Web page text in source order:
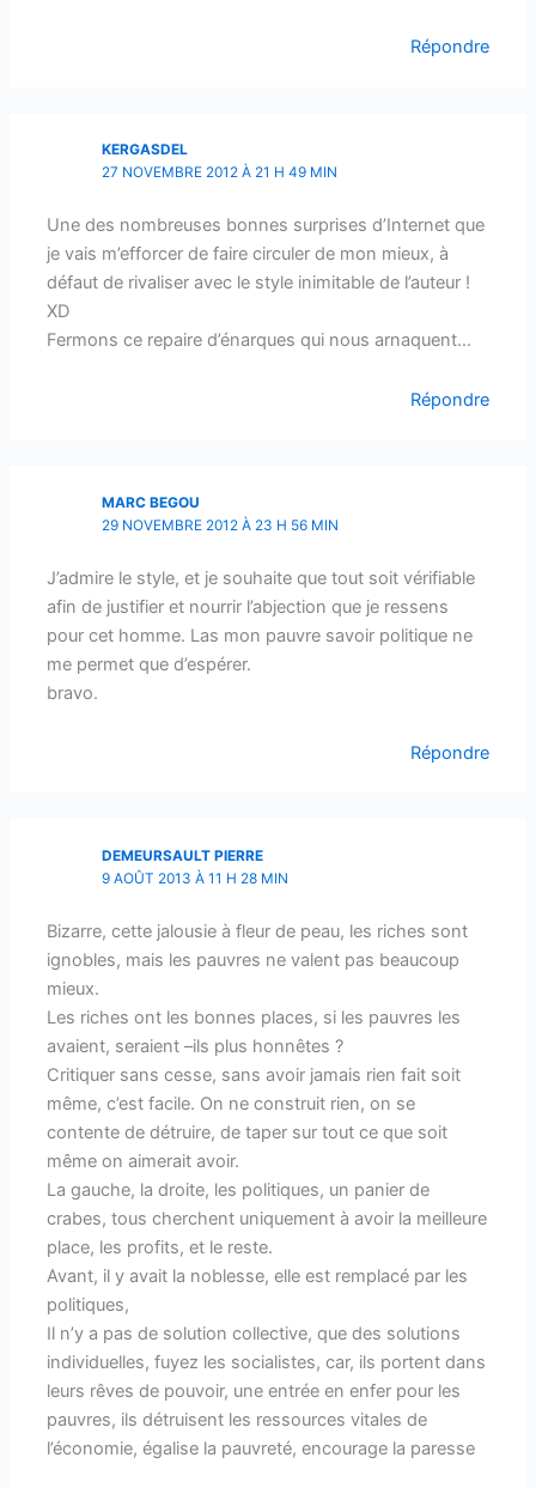
Répondre
KERGASDEL
27 NOVEMBRE 2012 À 21 H 49 MIN
Une des nombreuses bonnes surprises d’Internet que
je vais m’efforcer de faire circuler de mon mieux, à
défaut de rivaliser avec le style inimitable de l’auteur !
XD
Fermons ce repaire d’énarques qui nous arnaquent…
Répondre
MARC BEGOU
29 NOVEMBRE 2012 À 23 H 56 MIN
J’admire le style, et je souhaite que tout soit vérifiable
afin de justifier et nourrir l’abjection que je ressens
pour cet homme. Las mon pauvre savoir politique ne
me permet que d’espérer.
bravo.
Répondre
DEMEURSAULT PIERRE
9 AOÛT 2013 À 11 H 28 MIN
Bizarre, cette jalousie à fleur de peau, les riches sont
ignobles, mais les pauvres ne valent pas beaucoup
mieux.
Les riches ont les bonnes places, si les pauvres les
avaient, seraient –ils plus honnêtes ?
Critiquer sans cesse, sans avoir jamais rien fait soit
même, c’est facile. On ne construit rien, on se
contente de détruire, de taper sur tout ce que soit
même on aimerait avoir.
La gauche, la droite, les politiques, un panier de
crabes, tous cherchent uniquement à avoir la meilleure
place, les profits, et le reste.
Avant, il y avait la noblesse, elle est remplacé par les
politiques,
Il n’y a pas de solution collective, que des solutions
individuelles, fuyez les socialistes, car, ils portent dans
leurs rêves de pouvoir, une entrée en enfer pour les
pauvres, ils détruisent les ressources vitales de
l’économie, égalise la pauvreté, encourage la paresse